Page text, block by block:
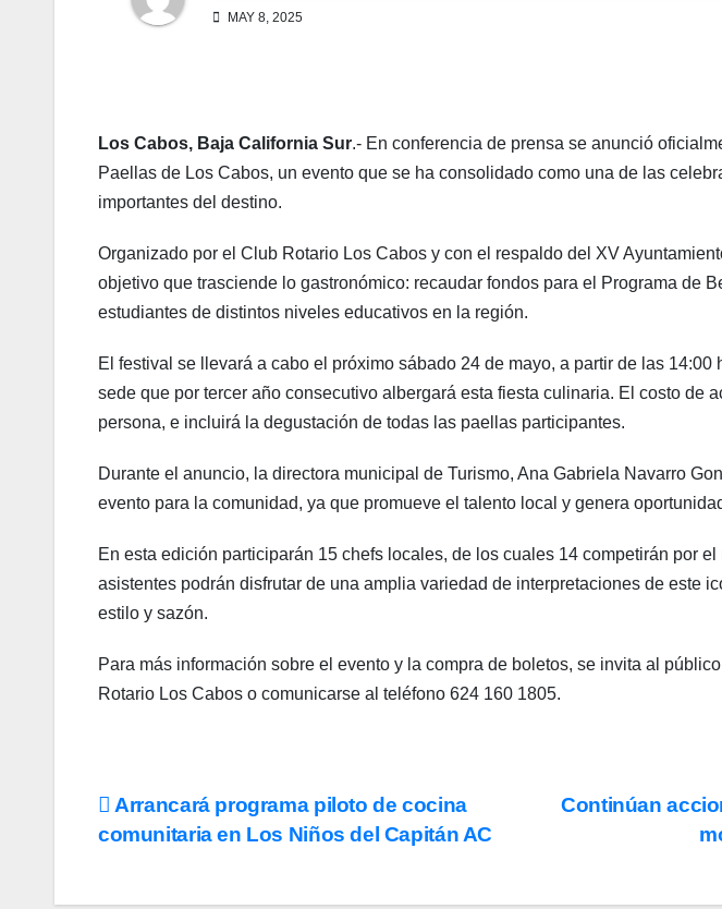
MAY 8, 2025
Los Cabos, Baja California Sur.- En conferencia de prensa se anunció
Paellas de Los Cabos, un evento que se ha consolidado como una de las
importantes del destino.
Organizado por el Club Rotario Los Cabos y con el respaldo del XV
objetivo que trasciende lo gastronómico: recaudar fondos para el Programa de
estudiantes de distintos niveles educativos en la región.
El festival se llevará a cabo el próximo sábado 24 de mayo, a partir de las
sede que por tercer año consecutivo albergará esta fiesta culinaria. El costo de
persona, e incluirá la degustación de todas las paellas participantes.
Durante el anuncio, la directora municipal de Turismo, Ana Gabriela Navarro
evento para la comunidad, ya que promueve el talento local y genera
En esta edición participarán 15 chefs locales, de los cuales 14 competirán por
asistentes podrán disfrutar de una amplia variedad de interpretaciones de este
estilo y sazón.
Para más información sobre el evento y la compra de boletos, se invita al
Rotario Los Cabos o comunicarse al teléfono 624 160 1805.
Navegación
Continúan
Arrancará programa piloto de cocina
comunitaria en Los Niños del Capitán AC